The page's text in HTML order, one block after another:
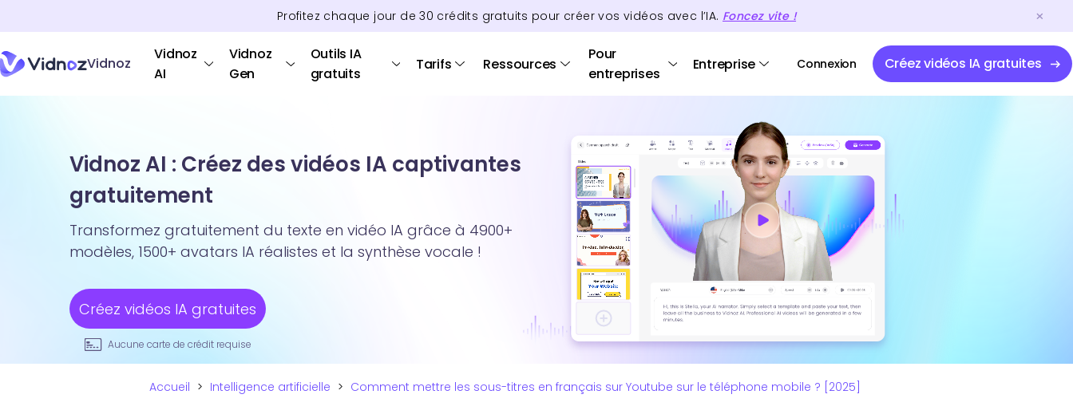
Profitez chaque jour de30 crédits gratuits pour créer vos vidéos avec l’IA. Foncez vite !
Vidnoz
Vidnoz
AI
Vidnoz
Gen
Outils IA
gratuits
Tarifs Ressources
Pour
entreprises
Entreprise Connexion Créez vidéos IA gratuites
Vidnoz AI : Créez des vidéos IA captivantes
gratuitement
Transformez gratuitement du texte en vidéo IA grâce à 4900+
modèles, 1500+ avatars IA réalistes et la synthèse vocale !
Créez vidéos IA gratuites
Aucune carte de crédit requise
Accueil > Intelligence artificielle > Comment mettre les sous-titres en français sur Youtube sur le téléphone mobile ? [2025]